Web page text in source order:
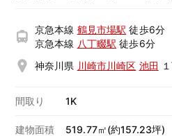
京急本線 鶴見市場駅 徒歩6分
京急本線 八丁畷駅 徒歩6分
神奈川県 川崎市川崎区 池田
間取り 1K
建物面積 519.77㎡(約157.23坪)